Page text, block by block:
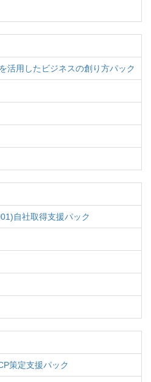
活用したビジネスの創り方パック
自社取得支援パック
策定支援パック